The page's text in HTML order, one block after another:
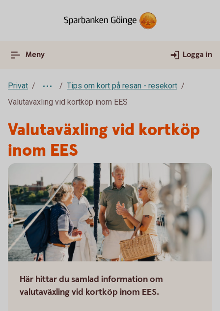
Meny Logga in
Privat
Tips om kort på resan - resekort
Valutaväxling vid kortköp inom EES
Valutaväxling vid kortköp
inom EES
Här hittar du samlad information om
valutaväxling vid kortköp inom EES.